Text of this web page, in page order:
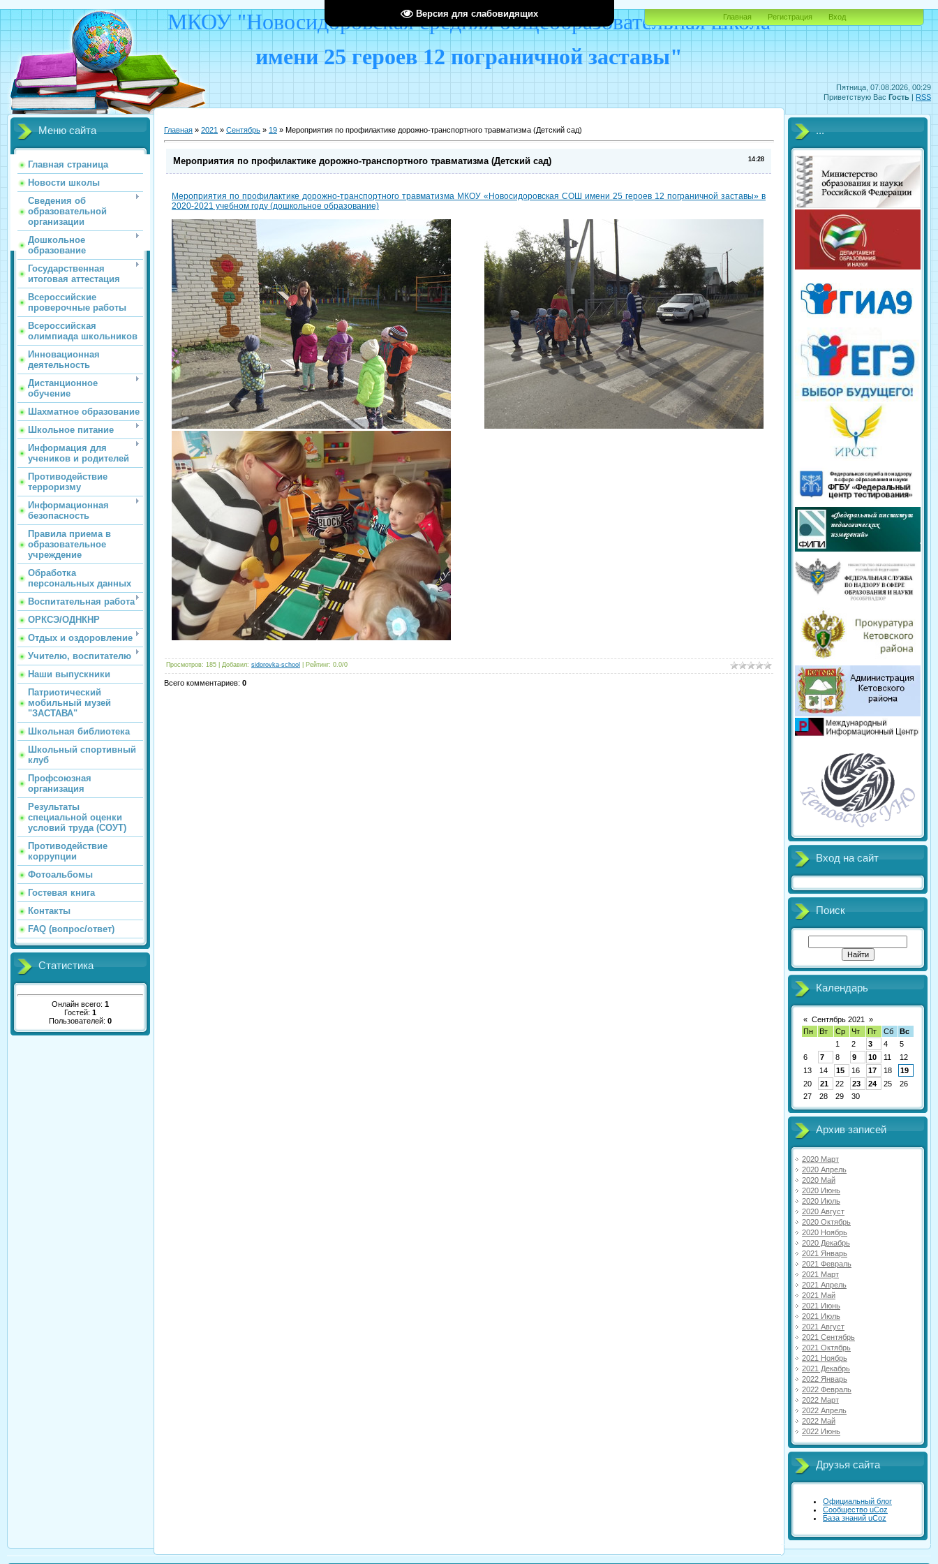
Версия для слабовидящих
Пятница, 07.08.2026, 00:29
Приветствую Вас Гость | RSS
МКОУ "Новосидоровская средняя общеобразовательная школа
имени 25 героев 12 пограничной заставы"
Главная Регистрация Вход
Меню сайта
Главная страница
Новости школы
Сведения об
образовательной
организации
Дошкольное
образование
Государственная
итоговая аттестация
Всероссийские
проверочные работы
Всероссийская
олимпиада школьников
Инновационная
деятельность
Дистанционное
обучение
Шахматное образование
Школьное питание
Информация для
учеников и родителей
Противодействие
терроризму
Информационная
безопасность
Правила приема в
образовательное
учреждение
Обработка
персональных данных
Воспитательная работа
ОРКСЭ/ОДНКНР
Отдых и оздоровление
Учителю, воспитателю
Наши выпускники
Патриотический
мобильный музей
"ЗАСТАВА"
Школьная библиотека
Школьный спортивный
клуб
Профсоюзная
организация
Результаты
специальной оценки
условий труда (СОУТ)
Противодействие
коррупции
Фотоальбомы
Гостевая книга
Контакты
FAQ (вопрос/ответ)
Статистика
Онлайн всего: 1
Гостей: 1
Пользователей: 0
Главная » 2021 » Сентябрь » 19 » Мероприятия по профилактике дорожно-транспортного травматизма (Детский сад)
14:28
Мероприятия по профилактике дорожно-транспортного травматизма (Детский сад)
Мероприятия по профилактике дорожно-транспортного травматизма МКОУ «Новосидоровская СОШ имени 25 героев 12 пограничной заставы» в
2020-2021 учебном году (дошкольное образование)
Просмотров: 185 Добавил: sidorovka-school Рейтинг: 0.0/0
Всего комментариев: 0
...
Вход на сайт
Поиск
Календарь
« Сентябрь 2021
»
Пн
Вт Ср Чт Пт Сб
Вс
1
2 3 4
5
6
7 8 9 10 11
12
13
14 15 16 17 18
19
20
21 22 23 24 25
26
27
28 29 30
Архив записей
2020 Март
2020 Апрель
2020 Май
2020 Июнь
2020 Июль
2020 Август
2020 Октябрь
2020 Ноябрь
2020 Декабрь
2021 Январь
2021 Февраль
2021 Март
2021 Апрель
2021 Май
2021 Июнь
2021 Июль
2021 Август
2021 Сентябрь
2021 Октябрь
2021 Ноябрь
2021 Декабрь
2022 Январь
2022 Февраль
2022 Март
2022 Апрель
2022 Май
2022 Июнь
Друзья сайта
Официальный блог
Сообщество uCoz
База знаний uCoz